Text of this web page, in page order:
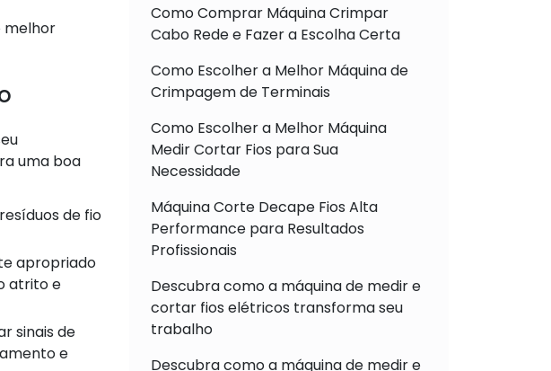
melhor
uma boa
de fio
apropriado
atrito e
sinais de
e
Como Comprar Máquina Crimpar
Cabo Rede e Fazer a Escolha Certa
Como Escolher a Melhor Máquina de
Crimpagem de Terminais
Como Escolher a Melhor Máquina
Medir Cortar Fios para Sua
Necessidade
Máquina Corte Decape Fios Alta
Performance para Resultados
Profissionais
Descubra como a máquina de medir e
cortar fios elétricos transforma seu
trabalho
Descubra como a máquina de medir e